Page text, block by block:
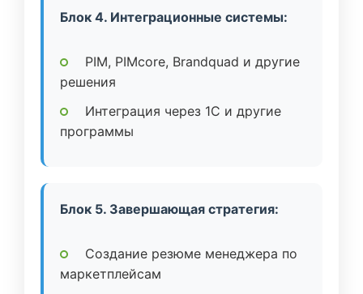
Блок 4. Интеграционные системы:
PIM, PIMcore, Brandquad и другие
решения
Интеграция через 1C и другие
программы
Блок 5. Завершающая стратегия:
Создание резюме менеджера по
маркетплейсам